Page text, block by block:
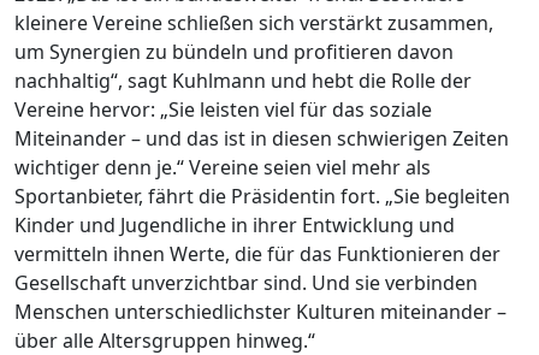
kleinere Vereine schließen sich verstärkt zusammen,
um Synergien zu bündeln und profitieren davon
nachhaltig“, sagt Kuhlmann und hebt die Rolle der
Vereine hervor: „Sie leisten viel für das soziale
Miteinander – und das ist in diesen schwierigen Zeiten
wichtiger denn je.“ Vereine seien viel mehr als
Sportanbieter, fährt die Präsidentin fort. „Sie begleiten
Kinder und Jugendliche in ihrer Entwicklung und
vermitteln ihnen Werte, die für das Funktionieren der
Gesellschaft unverzichtbar sind. Und sie verbinden
Menschen unterschiedlichster Kulturen miteinander –
über alle Altersgruppen hinweg.“